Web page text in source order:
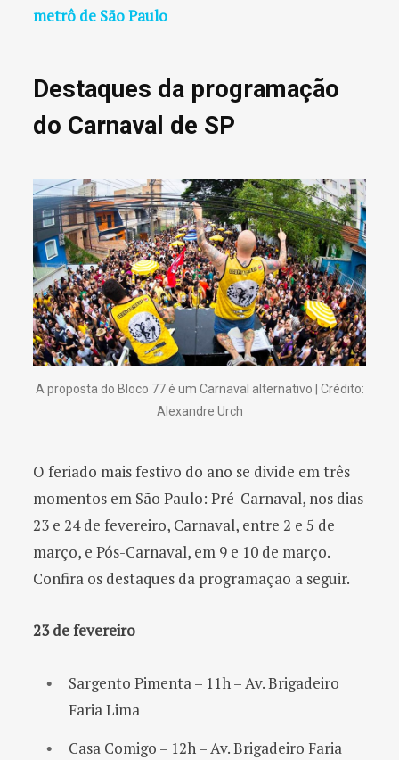
metrô de São Paulo
Destaques da programação
do Carnaval de SP
A proposta do Bloco 77 é um Carnaval alternativo | Crédito:
Alexandre Urch
O feriado mais festivo do ano se divide em três
momentos em São Paulo: Pré-Carnaval, nos dias
23 e 24 de fevereiro, Carnaval, entre 2 e 5 de
março, e Pós-Carnaval, em 9 e 10 de março.
Confira os destaques da programação a seguir.
23 de fevereiro
Sargento Pimenta – 11h – Av. Brigadeiro
Faria Lima
Casa Comigo – 12h – Av. Brigadeiro Faria